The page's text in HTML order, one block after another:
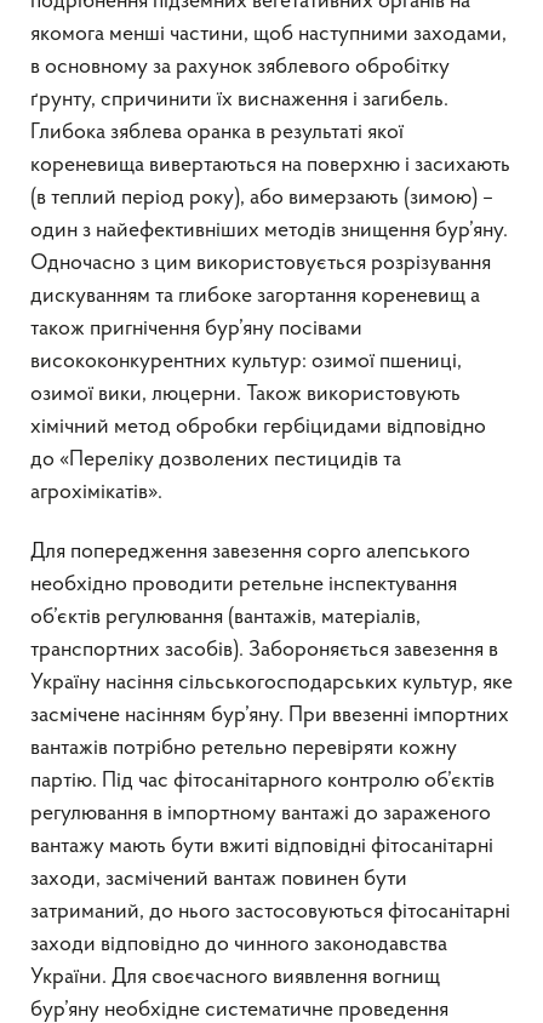
якомога менші частини, щоб наступними заходами,
в основному за рахунок зяблевого обробітку
ґрунту, спричинити їх виснаження і загибель.
Глибока зяблева оранка в результаті якої
кореневища вивертаються на поверхню і засихають
(в теплий період року), або вимерзають (зимою) –
один з найефективніших методів знищення бур’яну.
Одночасно з цим використовується розрізування
дискуванням та глибоке загортання кореневищ а
також пригнічення бур’яну посівами
висококонкурентних культур: озимої пшениці,
озимої вики, люцерни. Також використовують
хімічний метод обробки гербіцидами відповідно
до «Переліку дозволених пестицидів та
агрохімікатів».
Для попередження завезення сорго алепського
необхідно проводити ретельне інспектування
об’єктів регулювання (вантажів, матеріалів,
транспортних засобів). Забороняється завезення в
Україну насіння сільськогосподарських культур, яке
засмічене насінням бур’яну. При ввезенні імпортних
вантажів потрібно ретельно перевіряти кожну
партію. Під час фітосанітарного контролю об’єктів
регулювання в імпортному вантажі до зараженого
вантажу мають бути вжиті відповідні фітосанітарні
заходи, засмічений вантаж повинен бути
затриманий, до нього застосовуються фітосанітарні
заходи відповідно до чинного законодавства
України. Для своєчасного виявлення вогнищ
бур’яну необхідне систематичне проведення